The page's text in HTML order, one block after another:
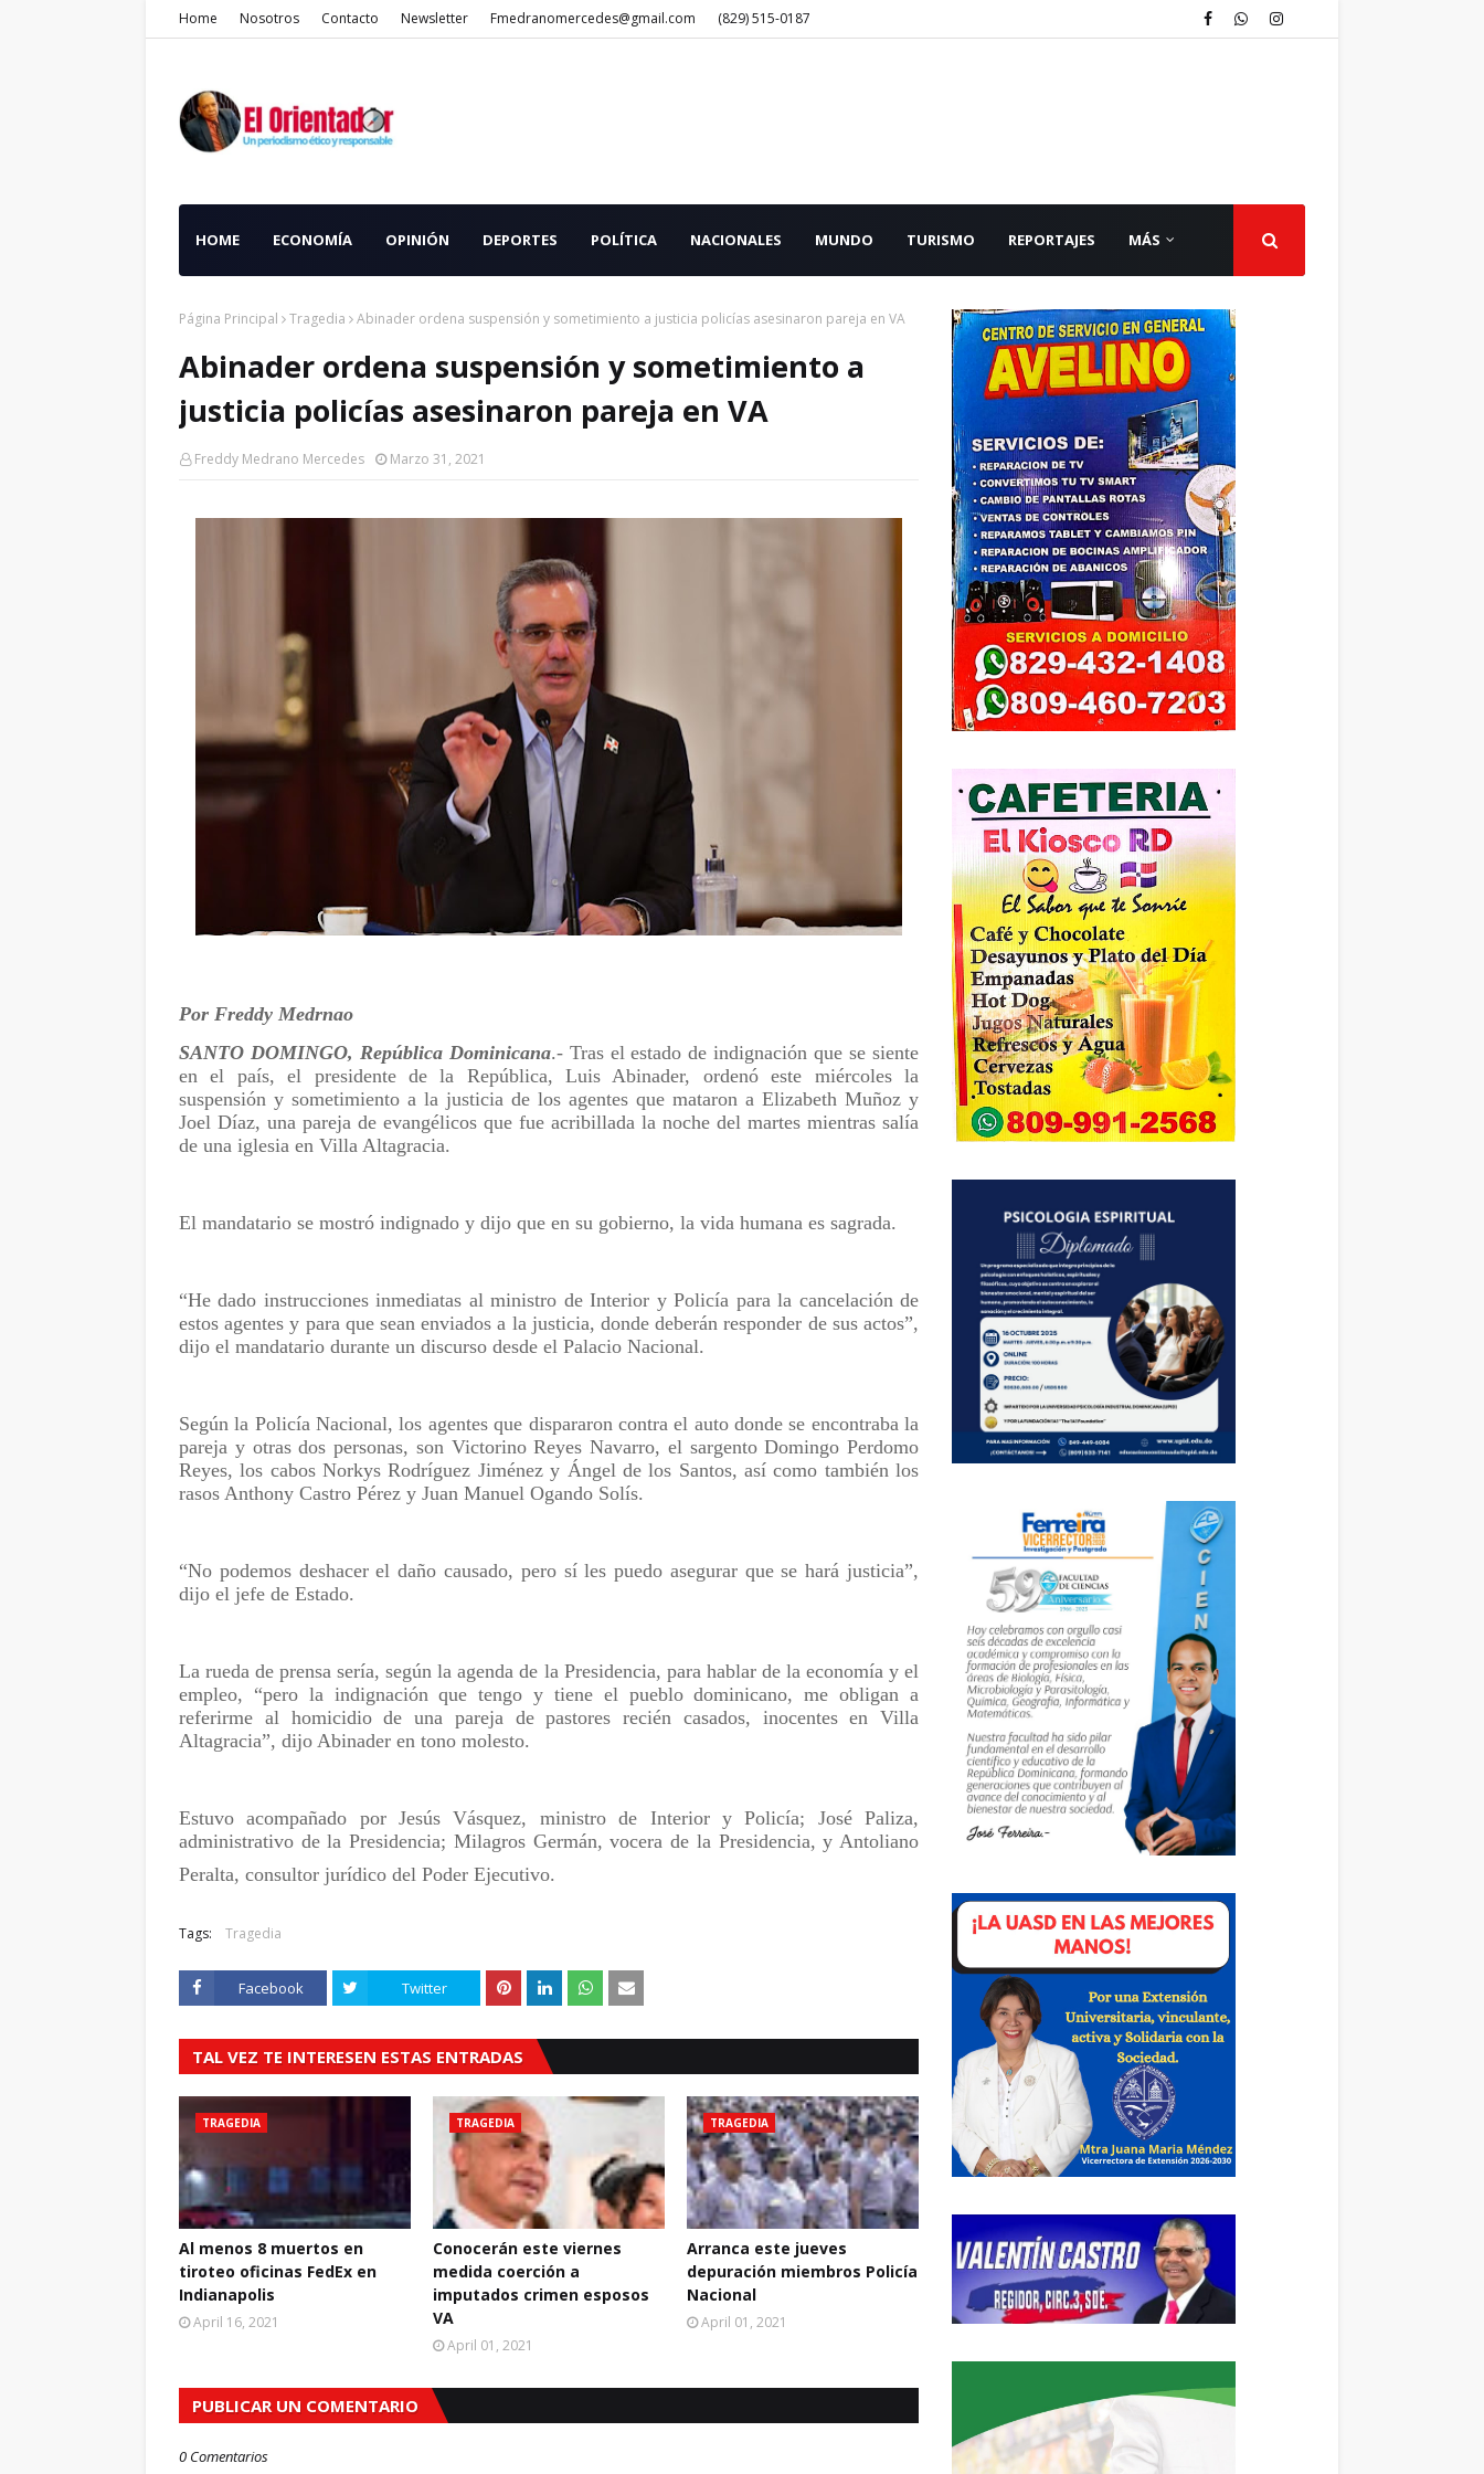
Home Nosotros Contacto Newsletter Fmedranomercedes@gmail.com (829) 515-0187
HOME ECONOMÍA OPINIÓN DEPORTES POLÍTICA NACIONALES MUNDO TURISMO REPORTAJES MÁS
Página Principal Tragedia Abinader ordena suspensión y sometimiento a justicia policías asesinaron pareja en VA
Abinader ordena suspensión y sometimiento a
justicia policías asesinaron pareja en VA
Freddy Medrano Mercedes Marzo 31, 2021
Por Freddy Medrnao
SANTO DOMINGO, República Dominicana.- Tras el estado de indignación que se siente
en el país, el presidente de la República, Luis Abinader, ordenó este miércoles la
suspensión y sometimiento a la justicia de los agentes que mataron a Elizabeth Muñoz y
Joel Díaz, una pareja de evangélicos que fue acribillada la noche del martes mientras salía
de una iglesia en Villa Altagracia.
El mandatario se mostró indignado y dijo que en su gobierno, la vida humana es sagrada.
“He dado instrucciones inmediatas al ministro de Interior y Policía para la cancelación de
estos agentes y para que sean enviados a la justicia, donde deberán responder de sus actos”,
dijo el mandatario durante un discurso desde el Palacio Nacional.
Según la Policía Nacional, los agentes que dispararon contra el auto donde se encontraba la
pareja y otras dos personas, son Victorino Reyes Navarro, el sargento Domingo Perdomo
Reyes, los cabos Norkys Rodríguez Jiménez y Ángel de los Santos, así como también los
rasos Anthony Castro Pérez y Juan Manuel Ogando Solís.
“No podemos deshacer el daño causado, pero sí les puedo asegurar que se hará justicia”,
dijo el jefe de Estado.
La rueda de prensa sería, según la agenda de la Presidencia, para hablar de la economía y el
empleo, “pero la indignación que tengo y tiene el pueblo dominicano, me obligan a
referirme al homicidio de una pareja de pastores recién casados, inocentes en Villa
Altagracia”, dijo Abinader en tono molesto.
Estuvo acompañado por Jesús Vásquez, ministro de Interior y Policía; José Paliza,
administrativo de la Presidencia; Milagros Germán, vocera de la Presidencia, y Antoliano
Peralta, consultor jurídico del Poder Ejecutivo.
Tags: Tragedia
Facebook Twitter
TAL VEZ TE INTERESEN ESTAS ENTRADAS
TRAGEDIA
Al menos 8 muertos en
tiroteo oficinas FedEx en
Indianapolis
April 16, 2021
TRAGEDIA
Conocerán este viernes
medida coerción a
imputados crimen esposos
VA
April 01, 2021
TRAGEDIA
Arranca este jueves
depuración miembros Policía
Nacional
April 01, 2021
PUBLICAR UN COMENTARIO
0 Comentarios